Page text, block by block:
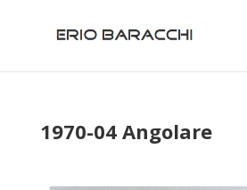
1970-04 Angolare